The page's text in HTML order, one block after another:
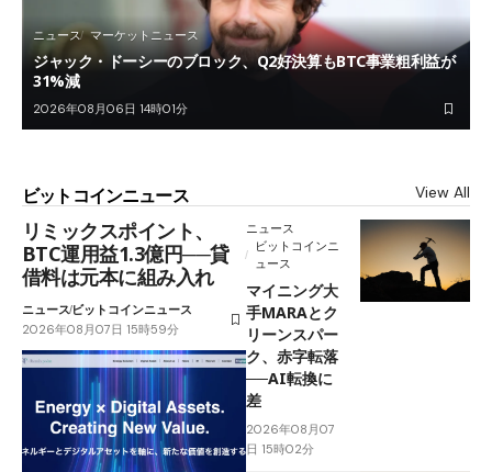
ニュース マーケットニュース
ジャック・ドーシーのブロック、Q2好決算もBTC事業粗利益が
31%減
2026年08月06日 14時01分
ビットコインニュース View All
リミックスポイント、
BTC運用益1.3億円──貸
借料は元本に組み入れ
ニュースビットコインニュース
2026年08月07日 15時59分
ニュース
ビットコインニ
ュース
マイニング大
手MARAとク
リーンスパー
ク、赤字転落
──AI転換に
差
2026年08月07
日 15時02分